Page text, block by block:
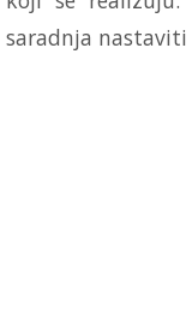
saradnja nastaviti